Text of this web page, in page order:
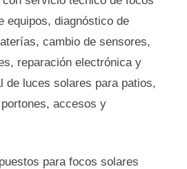
equipos, diagnóstico de
cambio de sensores,
reparación electrónica y
de luces solares para patios,
accesos y
para focos solares